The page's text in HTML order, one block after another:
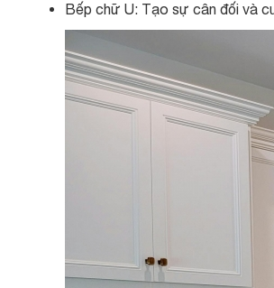
Bếp chữ U: Tạo sự cân đối và